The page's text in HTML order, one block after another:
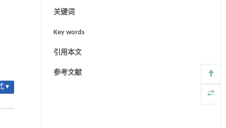
▾
关键词
Key words
引用本文
参考文献